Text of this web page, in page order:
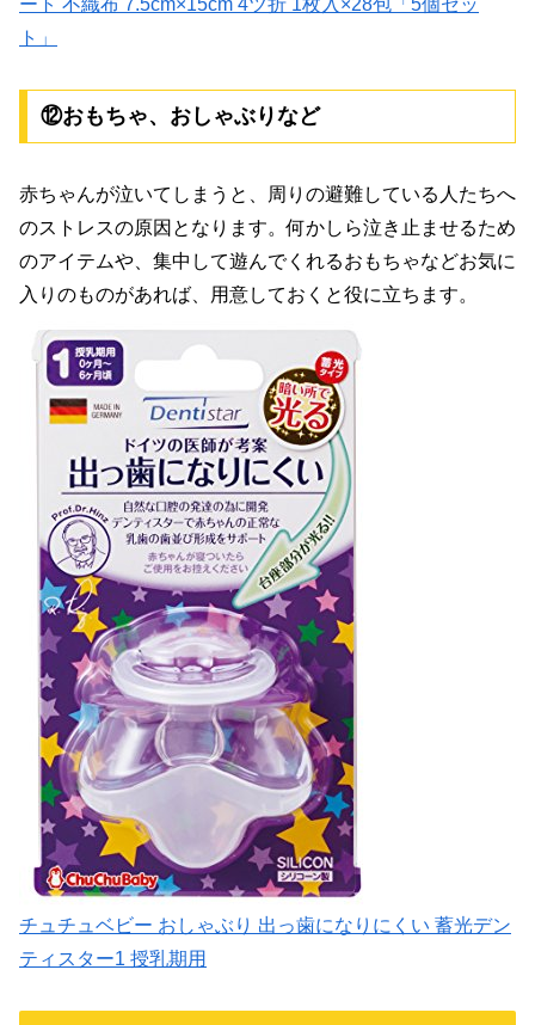
ト」
⑫おもちゃ、おしゃぶりなど
赤ちゃんが泣いてしまうと、周りの避難している人たちへ
のストレスの原因となります。何かしら泣き止ませるため
のアイテムや、集中して遊んでくれるおもちゃなどお気に
入りのものがあれば、用意しておくと役に立ちます。
チュチュベビー おしゃぶり 出っ歯になりにくい 蓄光デン
ティスター1 授乳期用